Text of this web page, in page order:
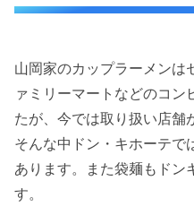
山岡家のカップラーメンは
ァミリーマートなどのコン
たが、今では取り扱い店舗
そんな中ドン・キホーテで
あります。また袋麺もドン
す。